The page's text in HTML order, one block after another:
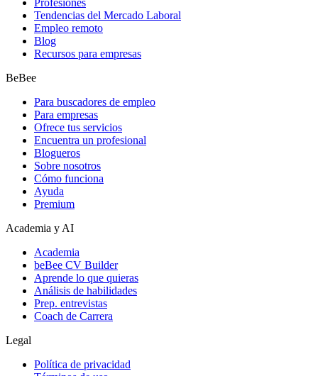
Profesiones
Tendencias del Mercado Laboral
Empleo remoto
Blog
Recursos para empresas
BeBee
Para buscadores de empleo
Para empresas
Ofrece tus servicios
Encuentra un profesional
Blogueros
Sobre nosotros
Cómo funciona
Ayuda
Premium
Academia y AI
Academia
beBee CV Builder
Aprende lo que quieras
Análisis de habilidades
Prep. entrevistas
Coach de Carrera
Legal
Política de privacidad